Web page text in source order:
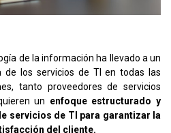
de la información ha llevado a un
de los servicios de TI en todas las
tanto proveedores de servicios
un enfoque estructurado y
servicios de TI para garantizar la
del cliente.